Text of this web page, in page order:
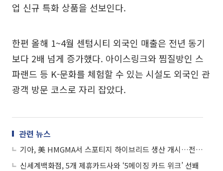
업 신규 특화 상품을 선보인다.
한편 올해 1~4월 센텀시티 외국인 매출은 전년 동기
보다 2배 넘게 증가했다. 아이스링크와 찜질방인 스
파랜드 등 K-문화를 체험할 수 있는 시설도 외국인 관
광객 방문 코스로 자리 잡았다.
관련 뉴스
기아, 美 HMGMA서 스포티지 하이브리드 생산 개시…전동화 거점 확대
신세계백화점, 5개 제휴카드사와 ‘5메이징 카드 위크’ 선봬